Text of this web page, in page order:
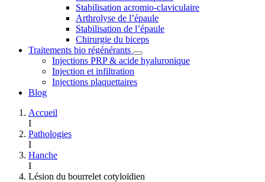
Stabilisation acromio-claviculaire
Arthrolyse de l’épaule
Stabilisation de l’épaule
Chirurgie du biceps
Traitements bio régénérants
Injections PRP & acide hyaluronique
Injection et infiltration
Injections plaquettaires
Blog
Accueil
I
Pathologies
I
Hanche
I
Lésion du bourrelet cotyloïdien